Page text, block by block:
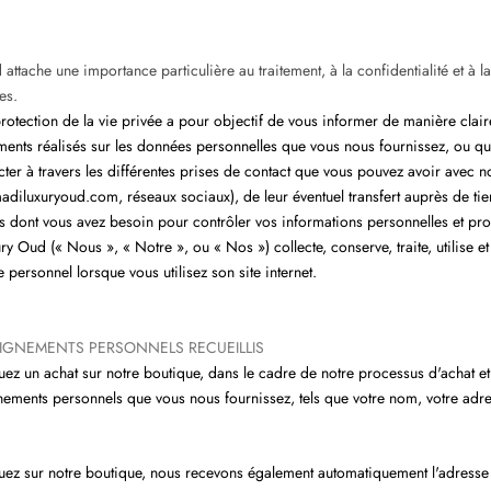
une importance particulière au traitement, à la confidentialité et à
de la vie privée a pour objectif de vous informer de manière
réalisés sur les données personnelles que vous nous fournissez, ou
à travers les différentes prises de contact que vous pouvez avoir avec
réseaux sociaux), de leur éventuel transfert auprès de
dont vous avez besoin pour contrôler vos informations personnelles et
Oud (« Nous », « Notre », ou « Nos ») collecte, conserve, traite, utilise
personnel lorsque vous utilisez son site internet.
PERSONNELS RECUEILLIS
un achat sur notre boutique, dans le cadre de notre processus d'achat
personnels que vous nous fournissez, tels que votre nom, votre
sur notre boutique, nous recevons également automatiquement